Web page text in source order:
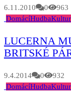
6.11.2010 0
963
DomácíHudba
LUCERNA
BRITSKÉ
9.4.2014 0
932
DomácíHudba